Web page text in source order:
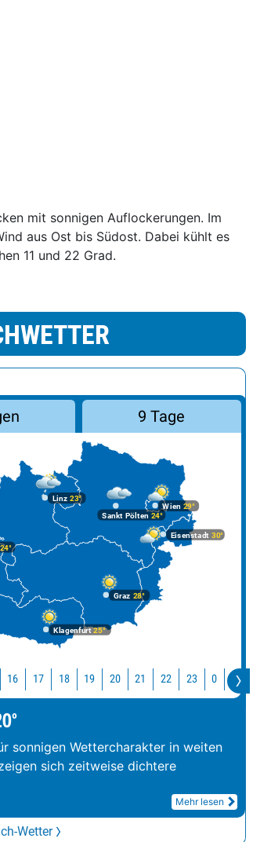
mit sonnigen Auflockerungen. Im
aus Ost bis Südost. Dabei kühlt es
11 und 22 Grad.
9 Tage
Graz 28°
Klagenfurt25°
Linz 23°
Wien 29°
Eisenstadt 30°
Sankt Pölten 24°
16 17 18 19 20 21 22 23 0 1
sonnigen Wettercharakter in weiten
sich zeitweise dichtere
Mehr lesen
Wetter